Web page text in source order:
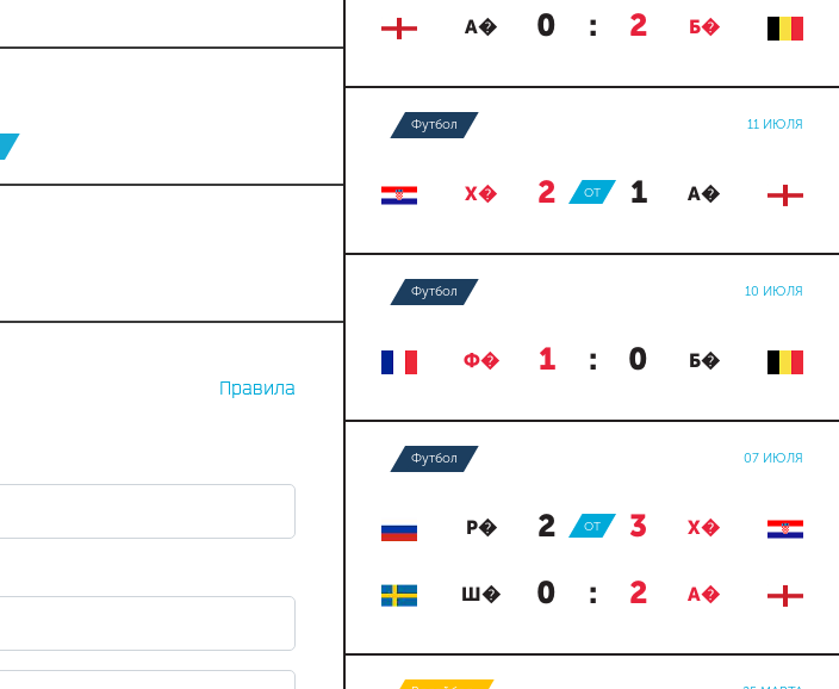
Правила
А� 0 : 2 Б�
Футбол 11 ИЮЛЯ
Х� 2 : 1 А�
ОТ
Футбол 10 ИЮЛЯ
Ф� 1 : 0 Б�
Футбол 07 ИЮЛЯ
Р� 2 : 3 Х�
ОТ
Ш� 0 : 2 А�